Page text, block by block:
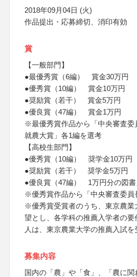
2018年09月04日 (火)
作品提出・応募締切、消印有効
賞
【一般部門】
●最優秀賞（6編） 賞金30万円
●優秀賞（10編） 賞金10万円
●奨励賞（若干） 賞金5万円
●優良賞（47編） 賞金1万円
※最優秀賞作品から「中央審査委
就農大賞」各1編を選考
【高校生部門】
●優秀賞（10編） 奨学金10万円
●奨励賞（若干） 奨学金5万円
●優良賞（47編） 1万円分の図書
※優秀賞作品から「中央審査委員
※優秀賞受賞者のうち、東京農業
望とし、各学科の推薦入学者の要
人は、東京農業大学の推薦入試を
募集内容
国内の「農」や「食」、「農に